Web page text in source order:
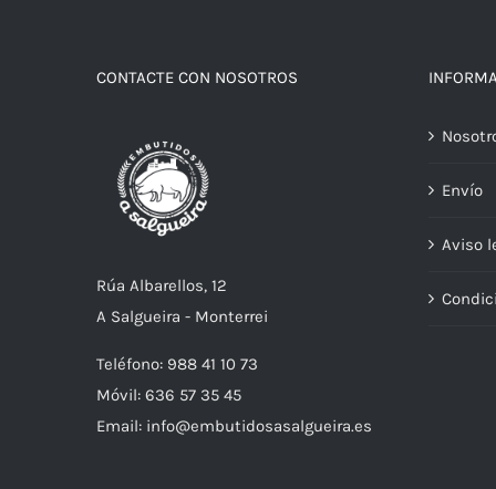
CONTACTE CON NOSOTROS
Rúa Albarellos, 12
A Salgueira - Monterrei
Teléfono: 988 41 10 73
Móvil: 636 57 35 45
Email: info@embutidosasalgueira.es
Envío
Aviso